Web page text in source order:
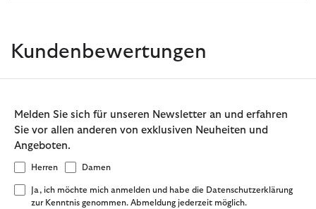
Kundenbewertungen
Melden Sie sich für unseren Newsletter an und erfahren
Sie vor allen anderen von exklusiven Neuheiten und
Angeboten.
Herren Damen
Ja, ich möchte mich anmelden und habe die Datenschutzerklärung
zur Kenntnis genommen. Abmeldung jederzeit möglich.